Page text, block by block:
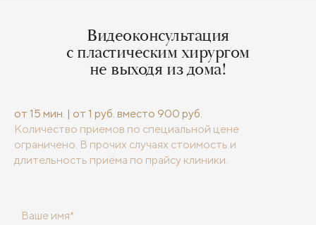
Видеоконсультация
с пластическим хирургом
не выходя из дома!
от 15 мин. | от 1 руб. вместо 900 руб.
Количество приемов по специальной цене
ограничено. В прочих случаях стоимость и
длительность приёма по прайсу клиники.
Ваше имя*